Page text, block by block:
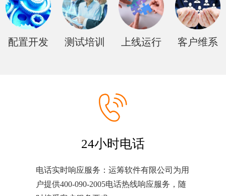
配置开发 测试培训 上线运行 客户维系
24小时电话
电话实时响应服务：运筹软件有限公司为用
户提供400-090-2005电话热线响应服务，随